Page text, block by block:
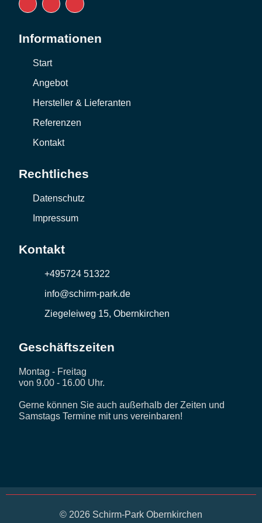
Informationen
Start
Angebot
Hersteller & Lieferanten
Referenzen
Kontakt
Rechtliches
Datenschutz
Impressum
Kontakt
+495724 51322
info@schirm-park.de
Ziegeleiweg 15, Obernkirchen
Geschäftszeiten
Montag - Freitag
von 9.00 - 16.00 Uhr.
Gerne können Sie auch außerhalb der Zeiten und
Samstags Termine mit uns vereinbaren!
© 2026 Schirm-Park Obernkirchen